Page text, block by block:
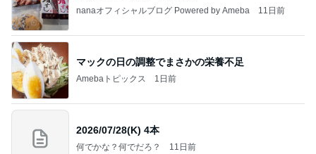
nanaオフィシャルブログ Powered by Ameba 11日前
マックの日の調整でまさかの栄養不足
Amebaトピックス 1日前
2026/07/28(K) 4本
何でかな？何でだろ？ 11日前